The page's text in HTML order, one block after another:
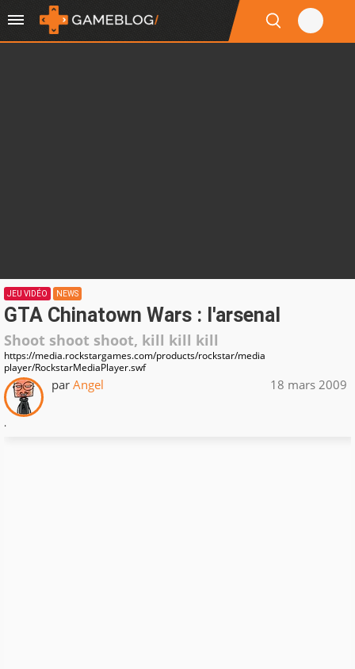
JEU VIDÉO NEWS
GTA Chinatown Wars : l'arsenal
Shoot shoot shoot, kill kill kill
https://media.rockstargames.com/products/rockstar/media
player/RockstarMediaPlayer.swf
par Angel 18 mars 2009
.